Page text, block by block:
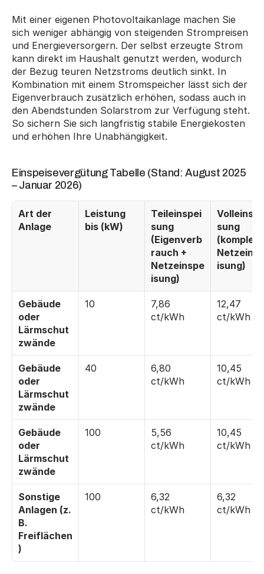
Mit einer eigenen Photovoltaikanlage machen Sie
sich weniger abhängig von steigenden Strompreisen
und Energieversorgern. Der selbst erzeugte Strom
kann direkt im Haushalt genutzt werden, wodurch
der Bezug teuren Netzstroms deutlich sinkt. In
Kombination mit einem Stromspeicher lässt sich der
Eigenverbrauch zusätzlich erhöhen, sodass auch in
den Abendstunden Solarstrom zur Verfügung steht.
So sichern Sie sich langfristig stabile Energiekosten
und erhöhen Ihre Unabhängigkeit.
Einspeisevergütung Tabelle (Stand: August 2025
– Januar 2026)
Art der
Anlage
Leistung
bis (kW)
Teileinspei
sung
(Eigenverb
rauch +
Netzeinspe
isung)
sung
isung)
Gebäude
oder
Lärmschut
zwände
10
7,86
ct/kWh
12,47
ct/kWh
Gebäude
oder
Lärmschut
zwände
40
6,80
ct/kWh
10,45
ct/kWh
Gebäude
oder
Lärmschut
zwände
100
5,56
ct/kWh
10,45
ct/kWh
Sonstige
Anlagen (z.
B.
Freiflächen
)
100
6,32
ct/kWh
6,32
ct/kWh